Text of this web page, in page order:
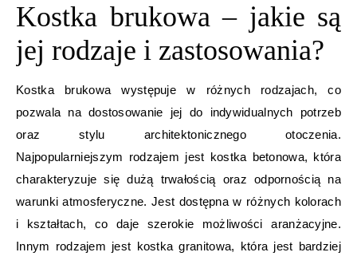
Kostka brukowa – jakie są
jej rodzaje i zastosowania?
Kostka brukowa występuje w różnych rodzajach, co
pozwala na dostosowanie jej do indywidualnych potrzeb
oraz stylu architektonicznego otoczenia.
Najpopularniejszym rodzajem jest kostka betonowa, która
charakteryzuje się dużą trwałością oraz odpornością na
warunki atmosferyczne. Jest dostępna w różnych kolorach
i kształtach, co daje szerokie możliwości aranżacyjne.
Innym rodzajem jest kostka granitowa, która jest bardziej